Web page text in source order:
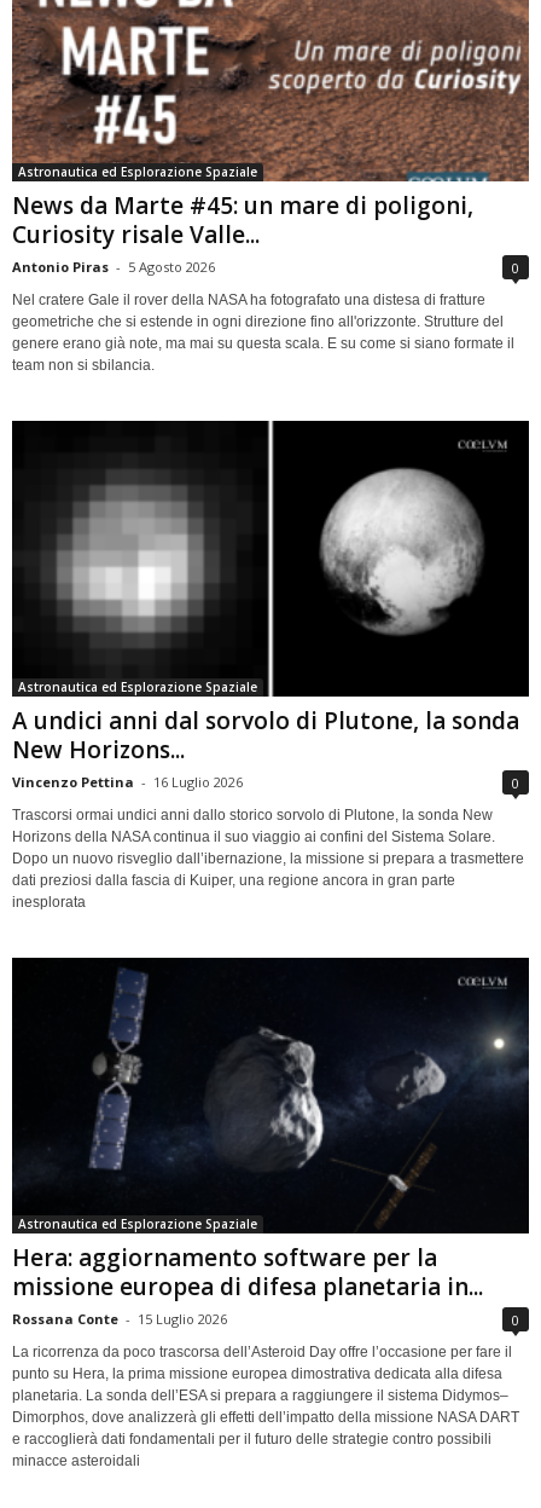
Astronautica ed Esplorazione Spaziale
News da Marte #45: un mare di poligoni,
Curiosity risale Valle...
Antonio Piras - 5 Agosto 2026 0
Nel cratere Gale il rover della NASA ha fotografato una distesa di fratture
geometriche che si estende in ogni direzione fino all'orizzonte. Strutture del
genere erano già note, ma mai su questa scala. E su come si siano formate il
team non si sbilancia.
Astronautica ed Esplorazione Spaziale
A undici anni dal sorvolo di Plutone, la sonda
New Horizons...
Vincenzo Pettina - 16 Luglio 2026 0
Trascorsi ormai undici anni dallo storico sorvolo di Plutone, la sonda New
Horizons della NASA continua il suo viaggio ai confini del Sistema Solare.
Dopo un nuovo risveglio dall’ibernazione, la missione si prepara a trasmettere
dati preziosi dalla fascia di Kuiper, una regione ancora in gran parte
inesplorata
Astronautica ed Esplorazione Spaziale
Hera: aggiornamento software per la
missione europea di difesa planetaria in...
Rossana Conte - 15 Luglio 2026 0
La ricorrenza da poco trascorsa dell’Asteroid Day offre l’occasione per fare il
punto su Hera, la prima missione europea dimostrativa dedicata alla difesa
planetaria. La sonda dell’ESA si prepara a raggiungere il sistema Didymos–
Dimorphos, dove analizzerà gli effetti dell’impatto della missione NASA DART
e raccoglierà dati fondamentali per il futuro delle strategie contro possibili
minacce asteroidali